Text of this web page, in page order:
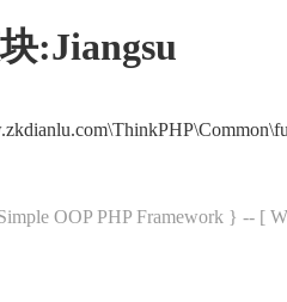
:Jiangsu
OOP PHP Framework } -- [